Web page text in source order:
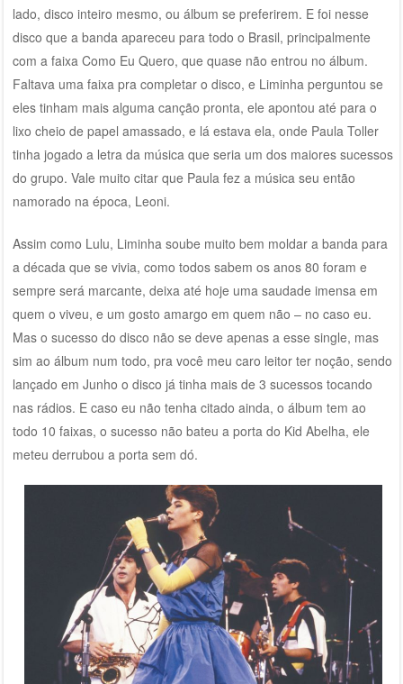
lado, disco inteiro mesmo, ou álbum se preferirem. E foi nesse
disco que a banda apareceu para todo o Brasil, principalmente
com a faixa Como Eu Quero, que quase não entrou no álbum.
Faltava uma faixa pra completar o disco, e Liminha perguntou se
eles tinham mais alguma canção pronta, ele apontou até para o
lixo cheio de papel amassado, e lá estava ela, onde Paula Toller
tinha jogado a letra da música que seria um dos maiores sucessos
do grupo. Vale muito citar que Paula fez a música seu então
namorado na época, Leoni.
Assim como Lulu, Liminha soube muito bem moldar a banda para
a década que se vivia, como todos sabem os anos 80 foram e
sempre será marcante, deixa até hoje uma saudade imensa em
quem o viveu, e um gosto amargo em quem não – no caso eu.
Mas o sucesso do disco não se deve apenas a esse single, mas
sim ao álbum num todo, pra você meu caro leitor ter noção, sendo
lançado em Junho o disco já tinha mais de 3 sucessos tocando
nas rádios. E caso eu não tenha citado ainda, o álbum tem ao
todo 10 faixas, o sucesso não bateu a porta do Kid Abelha, ele
meteu derrubou a porta sem dó.